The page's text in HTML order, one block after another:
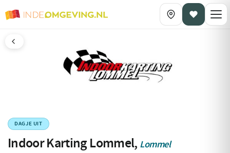
DAGJE UIT
Indoor Karting Lommel, Lommel